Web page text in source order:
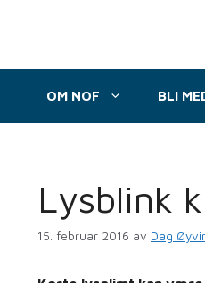
OM NOF BLI
Lysblink
15. februar 2016 av Dag